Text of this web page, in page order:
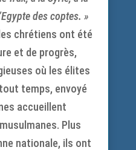
des coptes. »
chrétiens ont été
et de progrès,
où les élites
temps, envoyé
accueillent
Plus
nationale, ils ont